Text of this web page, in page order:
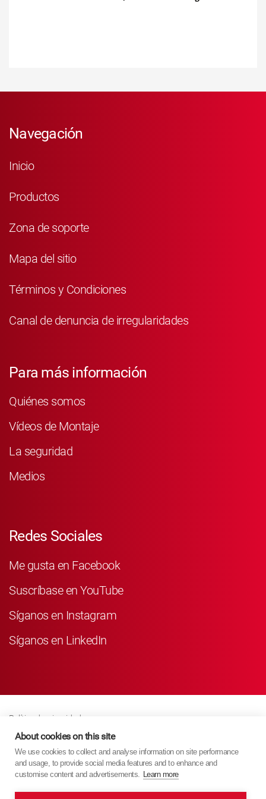
Navegación
Inicio
Productos
Zona de soporte
Mapa del sitio
Términos y Condiciones
Canal de denuncia de irregularidades
Para más información
Quiénes somos
Vídeos de Montaje
La seguridad
Medios
Redes Sociales
Me gusta en Facebook
Suscríbase en YouTube
Síganos en Instagram
Síganos en LinkedIn
Política de privacidad
Business Partner Privacy
Política De Cookies
Modern Slavery Act Policy
About cookies on this site
We use cookies to collect and analyse information on site performance
and usage, to provide social media features and to enhance and
customise content and advertisements. Learn more